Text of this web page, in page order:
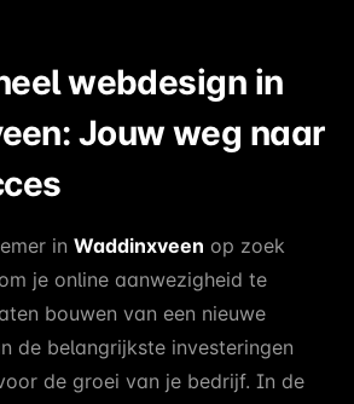
webdesign in
Jouw weg naar
in Waddinxveen op zoek
je online aanwezigheid te
bouwen van een nieuwe
de belangrijkste investeringen
de groei van je bedrijf. In de